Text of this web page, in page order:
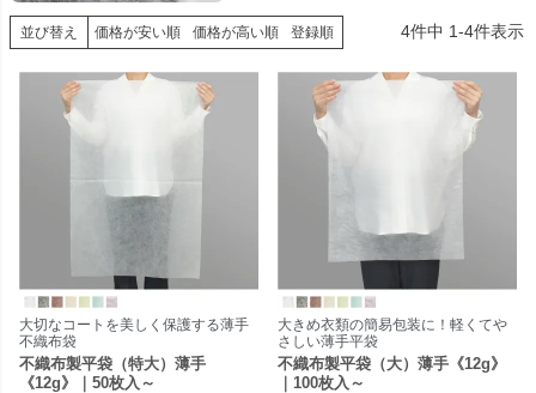
並び替え 価格が安い順 価格が高い順 登録順 4件中 1-4件表示
大切なコートを美しく保護する薄手
不織布袋
不織布製平袋（特大）薄手
《12g》｜50枚入～
大きめ衣類の簡易包装に！軽くてや
さしい薄手平袋
不織布製平袋（大）薄手《12g》
｜100枚入～